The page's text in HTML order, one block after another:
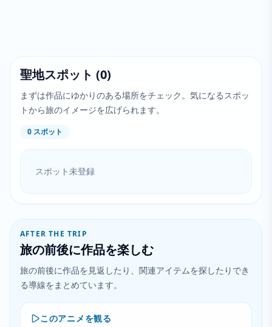
聖地スポット (0)
まずは作品にゆかりのある場所をチェック。気になるスポッ
トから旅のイメージを広げられます。
0 スポット
スポット未登録
AFTER THE TRIP
旅の前後に作品を楽しむ
旅の前後に作品を見返したり、関連アイテムを探したりでき
る導線をまとめています。
このアニメを観る